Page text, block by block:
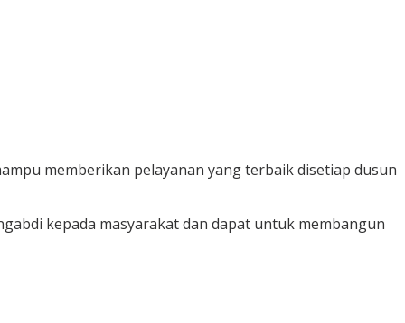
memberikan pelayanan yang terbaik disetiap dusun
kepada masyarakat dan dapat untuk membangun